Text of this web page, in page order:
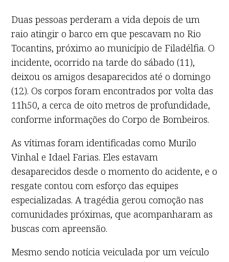
Duas pessoas perderam a vida depois de um
raio atingir o barco em que pescavam no Rio
Tocantins, próximo ao município de Filadélfia. O
incidente, ocorrido na tarde do sábado (11),
deixou os amigos desaparecidos até o domingo
(12). Os corpos foram encontrados por volta das
11h50, a cerca de oito metros de profundidade,
conforme informações do Corpo de Bombeiros.
As vítimas foram identificadas como Murilo
Vinhal e Idael Farias. Eles estavam
desaparecidos desde o momento do acidente, e o
resgate contou com esforço das equipes
especializadas. A tragédia gerou comoção nas
comunidades próximas, que acompanharam as
buscas com apreensão.
Mesmo sendo notícia veiculada por um veículo